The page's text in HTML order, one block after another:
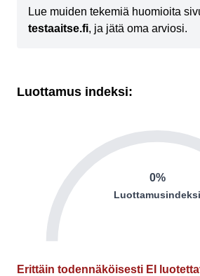
Lue muiden tekemiä huomioita
testaaitse.fi, ja jätä oma arviosi.
Luottamus indeksi:
0%
Luottamusindeksi
Erittäin todennäköisesti EI